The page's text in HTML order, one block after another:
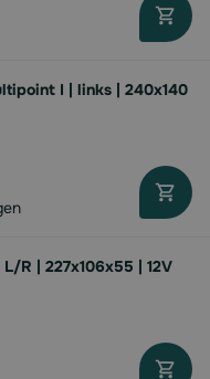
I | links | 240x140
R | 227x106x55 | 12V